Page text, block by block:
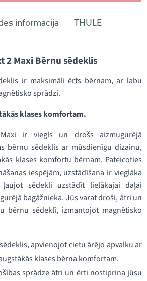
informācija THULE
2 Maxi Bērnu sēdeklis
ir maksimāli ērts bērnam, ar labu
sprādzi.
klases komfortam.
ir viegls un drošs aizmugurējā
bērnu sēdeklis ar mūsdienīgu dizainu,
klases komfortu bērnam. Pateicoties
iespējām, uzstādīšana ir vieglāka
sēdekli uzstādīt lielākajai daļai
bagāžnieka. Jūs varat droši, ātri un
bērnu sēdeklī, izmantojot magnētisko
apvienojot cietu ārējo apvalku ar
klases bērna komfortam.
sprādze ātri un ērti nostiprina jūsu